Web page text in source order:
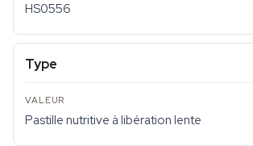
HS0556
Type
Pastille nutritive à libération lente